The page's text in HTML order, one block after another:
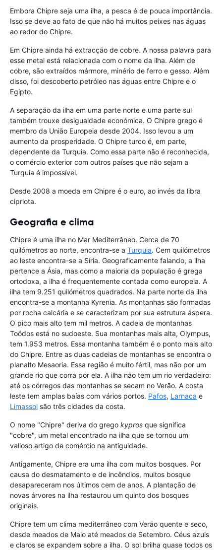
Embora Chipre seja uma ilha, a pesca é de pouca importância.
Isso se deve ao fato de que não há muitos peixes nas águas
ao redor do Chipre.
Em Chipre ainda há extracção de cobre. A nossa palavra para
esse metal está relacionada com o nome da ilha. Além de
cobre, são extraídos mármore, minério de ferro e gesso. Além
disso, foi descoberto petróleo nas águas entre Chipre e o
Egipto.
A separação da ilha em uma parte norte e uma parte sul
também trouxe desigualdade económica. O Chipre grego é
membro da União Europeia desde 2004. Isso levou a um
aumento da prosperidade. O Chipre turco é, em parte,
dependente da Turquia. Como essa parte não é reconhecida,
o comércio exterior com outros países que não sejam a
Turquia é impossível.
Desde 2008 a moeda em Chipre é o euro, ao invés da libra
cipriota.
Geografia e clima
Chipre é uma ilha no Mar Mediterrâneo. Cerca de 70
quilómetros ao norte, encontra-se a Turquia. Cem quilómetros
ao leste encontra-se a Síria. Geograficamente falando, a ilha
pertence a Ásia, mas como a maioria da população é grega
ortodoxa, a ilha é frequentemente contada como europeia. A
ilha tem 9.251 quilómetros quadrados. Na parte norte da ilha
encontra-se a montanha Kyrenia. As montanhas são formadas
por rocha calcária e se caracterizam por sua estrutura áspera.
O pico mais alto tem mil metros. A cadeia de montanhas
Toödos está no sudoeste. Sua montanhas mais alta, Olympus,
tem 1.953 metros. Essa montanha também é o ponto mais alto
do Chipre. Entre as duas cadeias de montanhas se encontra o
planalto Mesaoria. Essa região é muito fértil, mas não por um
grande rio que corra por ela. A ilha não tem um rio verdadeiro:
até os córregos das montanhas se secam no Verão. A costa
leste tem amplas baías com vários portos. Pafos, Larnaca e
Limassol são três cidades da costa.
O nome "Chipre" deriva do grego kypros que significa
"cobre", um metal encontrado na ilha que se tornou um
valioso artigo de comércio na antiguidade.
Antigamente, Chipre era uma ilha com muitos bosques. Por
causa do desmatamento e de incêndios, muitos bosque
desapareceram nos últimos cem de anos. A plantação de
novas árvores na ilha restaurou um quinto dos bosques
originais.
Chipre tem um clima mediterrâneo com Verão quente e seco,
desde meados de Maio até meados de Setembro. Céus azuis
e claros se expandem sobre a ilha. O sol brilha quase todos os